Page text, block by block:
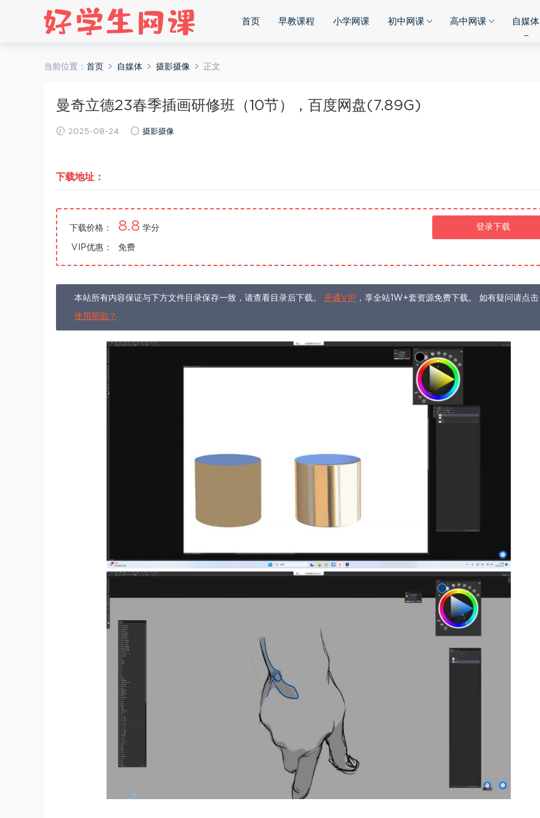
首页 早教课程 小学网课 初中网课 高中网课 自媒体
当前位置： 首页 自媒体 摄影摄像 正文
曼奇立德23春季插画研修班（10节），百度网盘(7.89G)
2025-08-24 摄影摄像
下载地址：
下载价格： 8.8 学分
VIP优惠： 免费
登录下载
本站所有内容保证与下方文件目录保存一致，请查看目录后下载。 开通VIP ，享全站1W+套资源免费下载。 如有疑问请点击
使用帮助？